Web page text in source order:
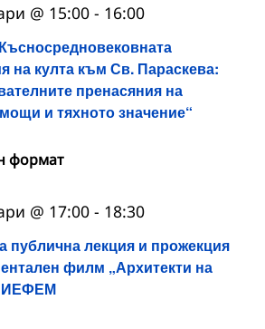
на култа към Св. Параскева:
пренасяния на
и тяхното значение“
@ 15:00 - 16:00
формат
публична лекция и прожекция
филм „Архитекти на
ИЕФЕМ
@ 17:00 - 18:30